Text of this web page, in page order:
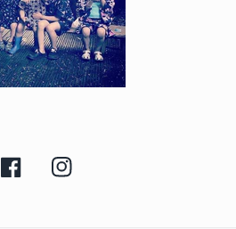
FacebookInstagram